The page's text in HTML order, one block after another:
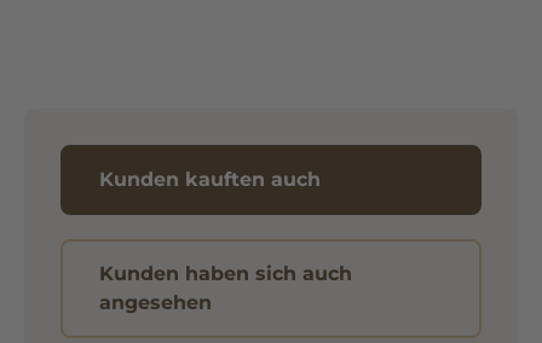
Kunden kauften auch
Kunden haben sich auch
angesehen